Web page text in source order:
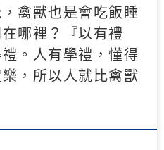
禽獸也是會吃飯睡
哪裡？『以有禮
。人有學禮，懂得
，所以人就比禽獸